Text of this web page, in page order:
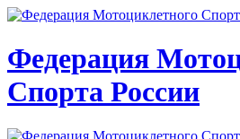
Федерация
Спорта России